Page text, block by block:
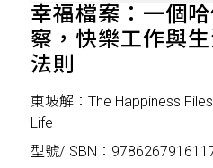
幸福檔案：一個
察，快樂工作與
法則
東坡解：The Happiness
Life
型號/ISBN：